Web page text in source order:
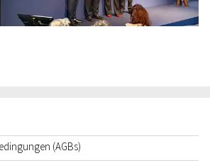
(AGBs)